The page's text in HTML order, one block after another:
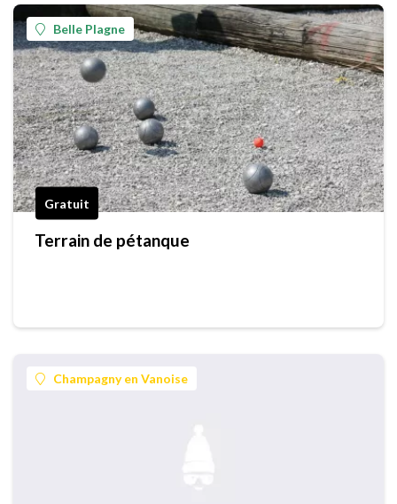
Belle Plagne
Gratuit
Terrain de pétanque
Champagny en Vanoise